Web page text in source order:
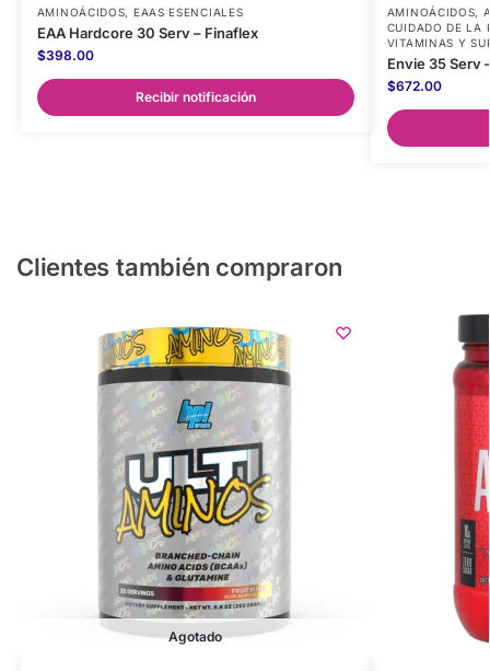
AMINOÁCIDOS, EAAS ESENCIALES
EAA Hardcore 30 Serv – Finaflex
$398.00
Recibir notificación
AMINOÁCIDOS,
CUIDADO DE LA
VITAMINAS Y
Envie 35 Serv
$672.00
Clientes también compraron
Agotado